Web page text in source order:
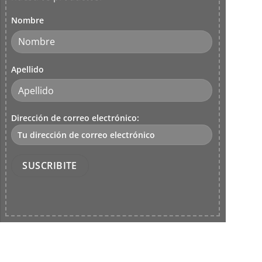
Nombre
Apellido
Dirección de correo electrónico: